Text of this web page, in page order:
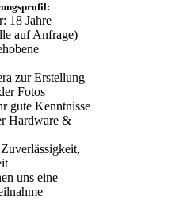
18 Jahre
auf Anfrage)
zur Erstellung
Fotos
gute Kenntnisse
Hardware &
uns eine